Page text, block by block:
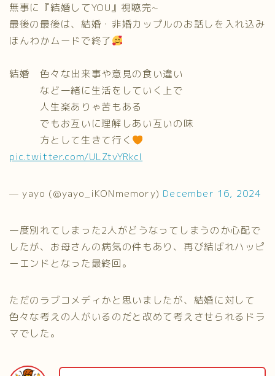
無事に『結婚してYOU』視聴完~
最後の最後は、結婚・非婚カップルのお話しを入れ込み
ほんわかムードで終了
結婚 色々な出来事や意見の食い違い
など一緒に生活をしていく上で
人生楽ありゃ苦もある
でもお互いに理解しあい互いの味
方として生きて行く
pic.twitter.com/ULZtvYRkcI
— yayo (@yayo_iKONmemory) December 16, 2024
一度別れてしまった2人がどうなってしまうのか心配で
したが、お母さんの病気の件もあり、再び結ばれハッピ
ーエンドとなった最終回。
ただのラブコメディかと思いましたが、結婚に対して
色々な考えの人がいるのだと改めて考えさせられるドラ
マでした。